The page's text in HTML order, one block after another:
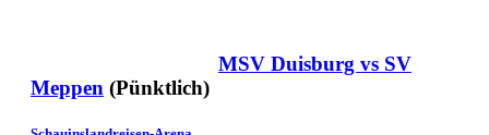
MSV Duisburg vs SV
Meppen (Pünktlich)